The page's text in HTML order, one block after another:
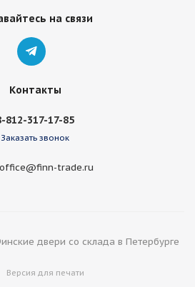
на связи
Контакты
812-317-17-85
Заказать звонок
office@finn-trade.ru
двери со склада в Петербурге
Версия для печати